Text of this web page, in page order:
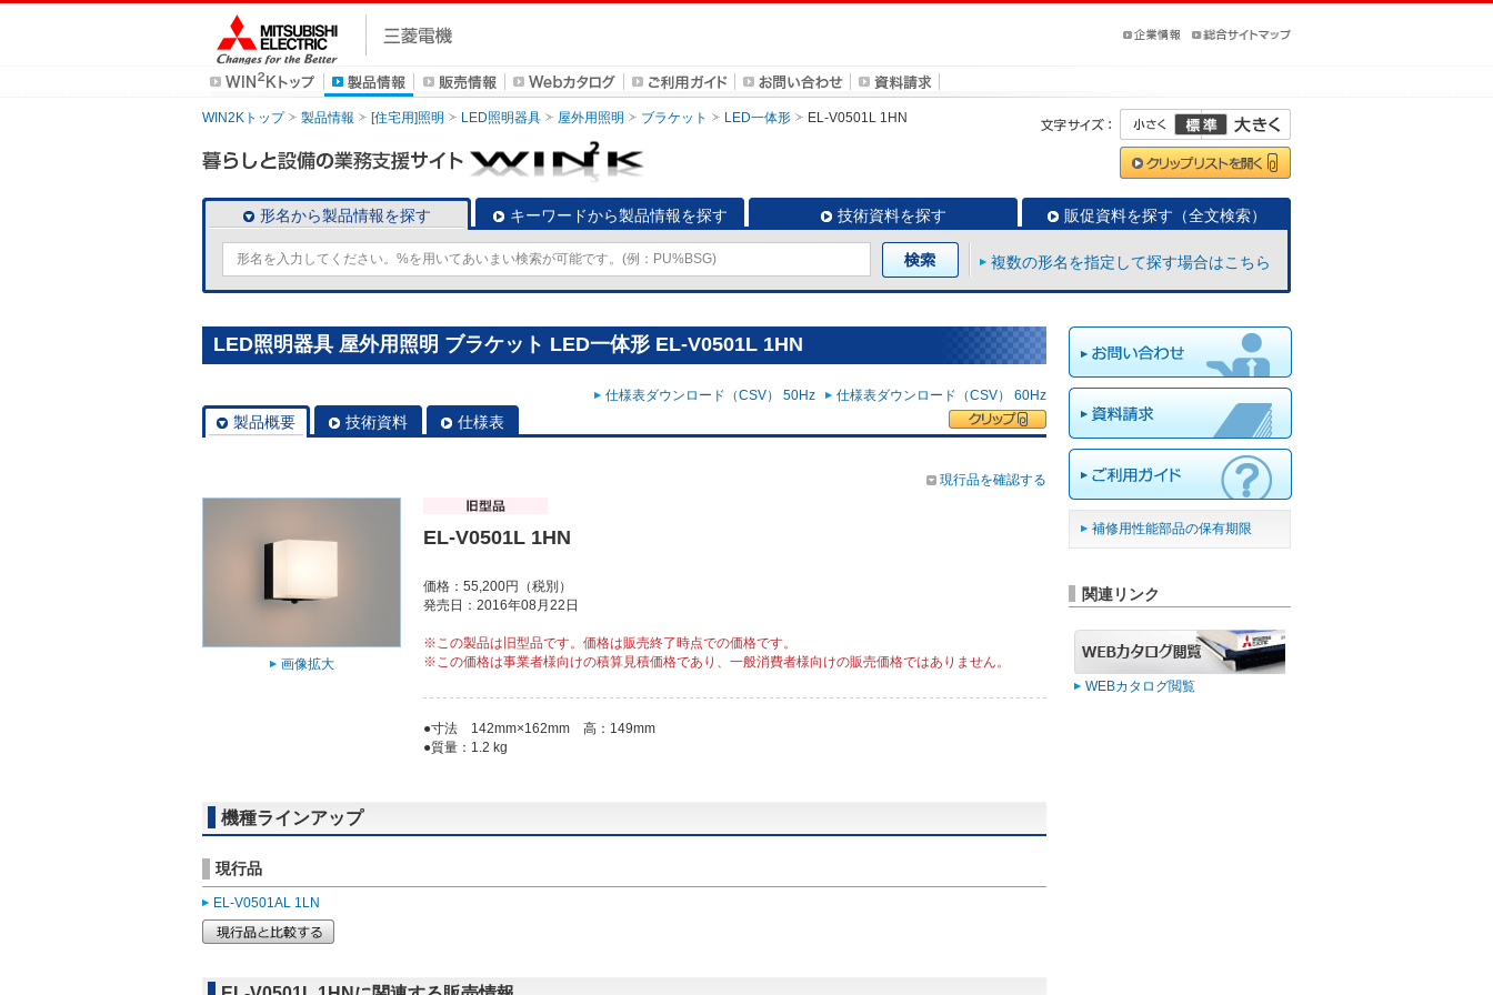
WIN2Kトップ 製品情報 [住宅用]照明 LED照明器具 屋外用照明 ブラケット LED一体形 EL-V0501L 1HN
形名から製品情報を探す キーワードから製品情報を探す 技術資料を探す 販促資料を探す（全文検索）
複数の形名を指定して探す場合はこちら
LED照明器具 屋外用照明 ブラケット LED一体形 EL-V0501L 1HN
仕様表ダウンロード（CSV） 50Hz 仕様表ダウンロード（CSV） 60Hz
製品概要 技術資料 仕様表
現行品を確認する
画像拡大
EL-V0501L 1HN
価格：55,200円（税別）
発売日：2016年08月22日
※この製品は旧型品です。価格は販売終了時点での価格です。
※この価格は事業者様向けの積算見積価格であり、一般消費者様向けの販売価格ではありません。
●寸法 142mm×162mm 高：149mm
●質量：1.2 kg
機種ラインアップ
現行品
EL-V0501AL 1LN
補修用性能部品の保有期限
関連リンク
WEBカタログ閲覧